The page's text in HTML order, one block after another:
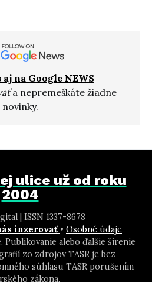
aj na Google NEWS
a nepremeškáte žiadne
novinky.
ulice už od roku
2004
| ISSN 1337-8678
inzerovať • Osobné údaje
Publikovanie alebo ďalšie šírenie
zo zdrojov TASR je bez
súhlasu TASR porušením
zákona.